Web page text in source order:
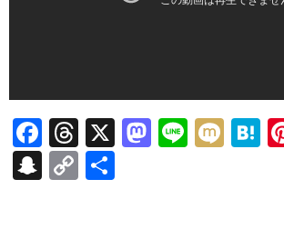
F
ac
e
T
hr
ea
X
M Li M H
S
C